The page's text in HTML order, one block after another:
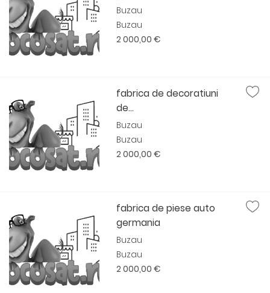
Buzau
Buzau
2 000,00 €
fabrica de decoratiuni
de...
Buzau
Buzau
2 000,00 €
fabrica de piese auto
germania
Buzau
Buzau
2 000,00 €